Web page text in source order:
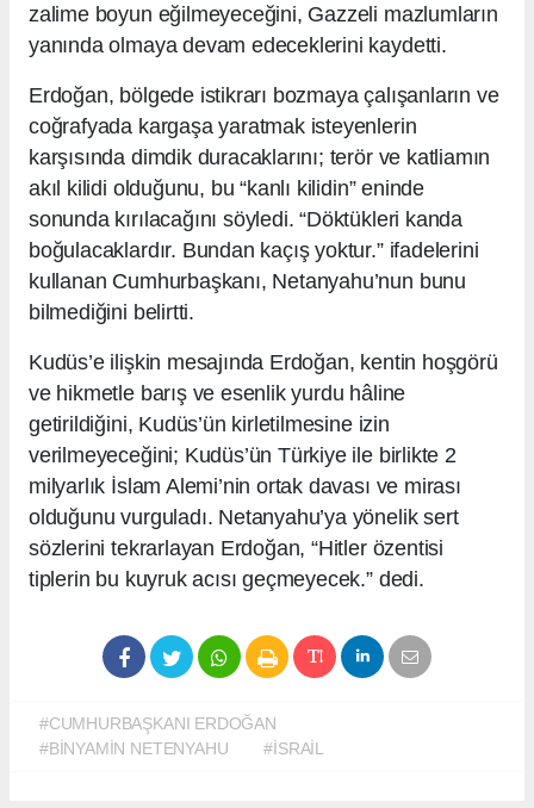
zalime boyun eğilmeyeceğini, Gazzeli mazlumların
yanında olmaya devam edeceklerini kaydetti.
Erdoğan, bölgede istikrarı bozmaya çalışanların ve
coğrafyada kargaşa yaratmak isteyenlerin
karşısında dimdik duracaklarını; terör ve katliamın
akıl kilidi olduğunu, bu “kanlı kilidin” eninde
sonunda kırılacağını söyledi. “Döktükleri kanda
boğulacaklardır. Bundan kaçış yoktur.” ifadelerini
kullanan Cumhurbaşkanı, Netanyahu’nun bunu
bilmediğini belirtti.
Kudüs’e ilişkin mesajında Erdoğan, kentin hoşgörü
ve hikmetle barış ve esenlik yurdu hâline
getirildiğini, Kudüs’ün kirletilmesine izin
verilmeyeceğini; Kudüs’ün Türkiye ile birlikte 2
milyarlık İslam Alemi’nin ortak davası ve mirası
olduğunu vurguladı. Netanyahu’ya yönelik sert
sözlerini tekrarlayan Erdoğan, “Hitler özentisi
tiplerin bu kuyruk acısı geçmeyecek.” dedi.
#CUMHURBAŞKANI ERDOĞAN
#BİNYAMİN NETENYAHU
#İSRAİL